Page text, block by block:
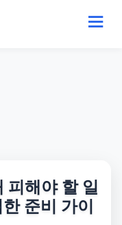
피해야 할 일
준비 가이